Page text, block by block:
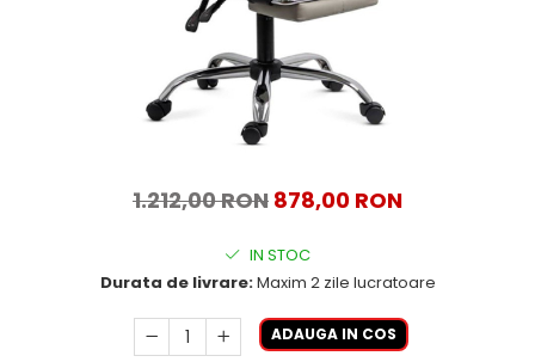
1.212,00 RON 878,00 RON
IN STOC
Durata de livrare:Maxim 2 zile lucratoare
ADAUGA IN COS